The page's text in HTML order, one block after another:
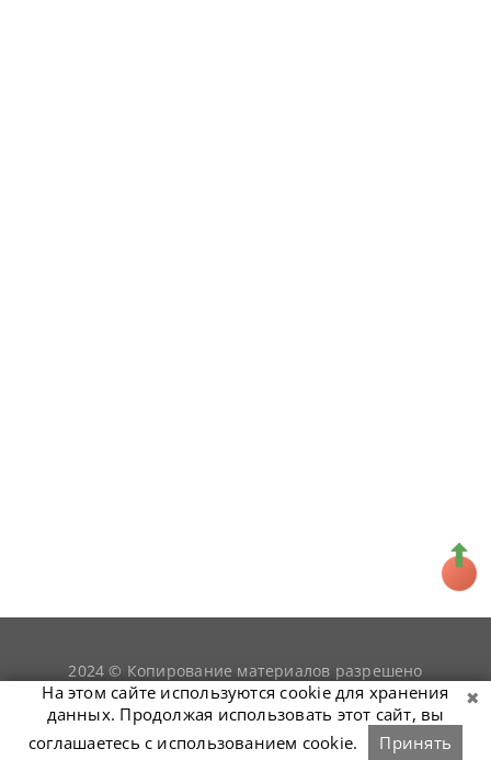
2024 © Копирование материалов разрешено
только при условии гиперссылки наsnookerist.ru
На этом сайте используются cookie для хранения
данных. Продолжая использовать этот сайт, вы
соглашаетесь с использованием cookie.
Принять